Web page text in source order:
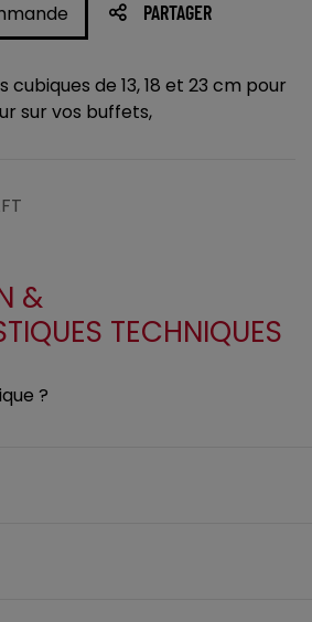
PARTAGER
de 13, 18 et 23 cm pour
sur vos buffets,
&
TECHNIQUES
?